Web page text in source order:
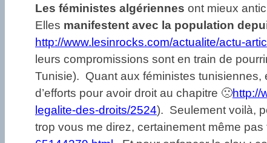
Les féministes algériennes ont mieux
Elles manifestent avec la population
http://www.lesinrocks.com/actualite/actu-
leurs compromissions sont en train de
Tunisie). Quant aux féministes
d’efforts pour avoir droit au chapitre 🙁http://
legalite-des-droits/2524). Seulement voilà,
trop vous me direz, certainement même pas